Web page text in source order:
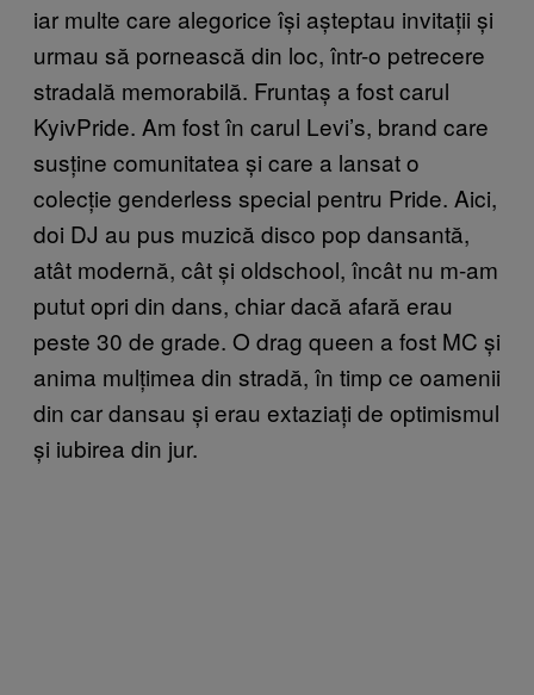
iar multe care alegorice își așteptau invitații și
urmau să pornească din loc, într-o petrecere
stradală memorabilă. Fruntaș a fost carul
KyivPride. Am fost în carul Levi’s, brand care
susține comunitatea și care a lansat o
colecție genderless special pentru Pride. Aici,
doi DJ au pus muzică disco pop dansantă,
atât modernă, cât și oldschool, încât nu m-am
putut opri din dans, chiar dacă afară erau
peste 30 de grade. O drag queen a fost MC și
anima mulțimea din stradă, în timp ce oamenii
din car dansau și erau extaziați de optimismul
și iubirea din jur.